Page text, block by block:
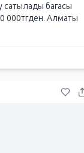
сатылады багасы
000тгден. Алматы